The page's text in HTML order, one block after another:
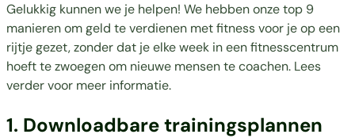
Gelukkig kunnen we je helpen! We hebben onze top 9
manieren om geld te verdienen met fitness voor je op een
rijtje gezet, zonder dat je elke week in een fitnesscentrum
hoeft te zwoegen om nieuwe mensen te coachen. Lees
verder voor meer informatie.
1. Downloadbare trainingsplannen